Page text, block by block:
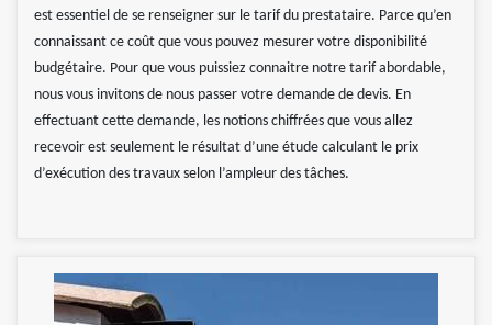
est essentiel de se renseigner sur le tarif du prestataire. Parce qu’en
connaissant ce coût que vous pouvez mesurer votre disponibilité
budgétaire. Pour que vous puissiez connaitre notre tarif abordable,
nous vous invitons de nous passer votre demande de devis. En
effectuant cette demande, les notions chiffrées que vous allez
recevoir est seulement le résultat d’une étude calculant le prix
d’exécution des travaux selon l’ampleur des tâches.